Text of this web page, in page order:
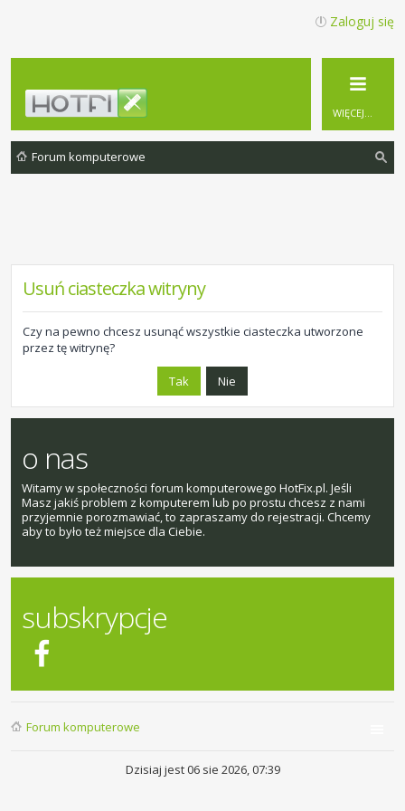
Zaloguj się
WIĘCEJ…
Forum komputerowe
Usuń ciasteczka witryny
Czy na pewno chcesz usunąć wszystkie ciasteczka utworzone
przez tę witrynę?
o nas
Witamy w społeczności forum komputerowego HotFix.pl. Jeśli
Masz jakiś problem z komputerem lub po prostu chcesz z nami
przyjemnie porozmawiać, to zapraszamy do rejestracji. Chcemy
aby to było też miejsce dla Ciebie.
subskrypcje
Forum komputerowe
Dzisiaj jest 06 sie 2026, 07:39